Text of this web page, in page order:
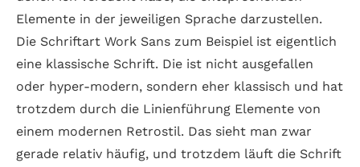
Elemente in der jeweiligen Sprache darzustellen.
Die Schriftart Work Sans zum Beispiel ist eigentlich
eine klassische Schrift. Die ist nicht ausgefallen
oder hyper-modern, sondern eher klassisch und hat
trotzdem durch die Linienführung Elemente von
einem modernen Retrostil. Das sieht man zwar
gerade relativ häufig, und trotzdem läuft die Schrift